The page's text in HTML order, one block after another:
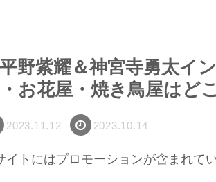
平野紫耀＆神宮寺勇太イ
お花屋・焼き鳥屋はど
2023.11.12 2023.10.14
イトにはプロモーションが含まれて